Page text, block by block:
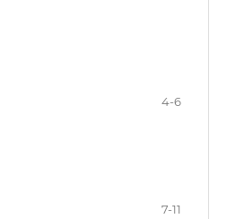
4-6
7-11